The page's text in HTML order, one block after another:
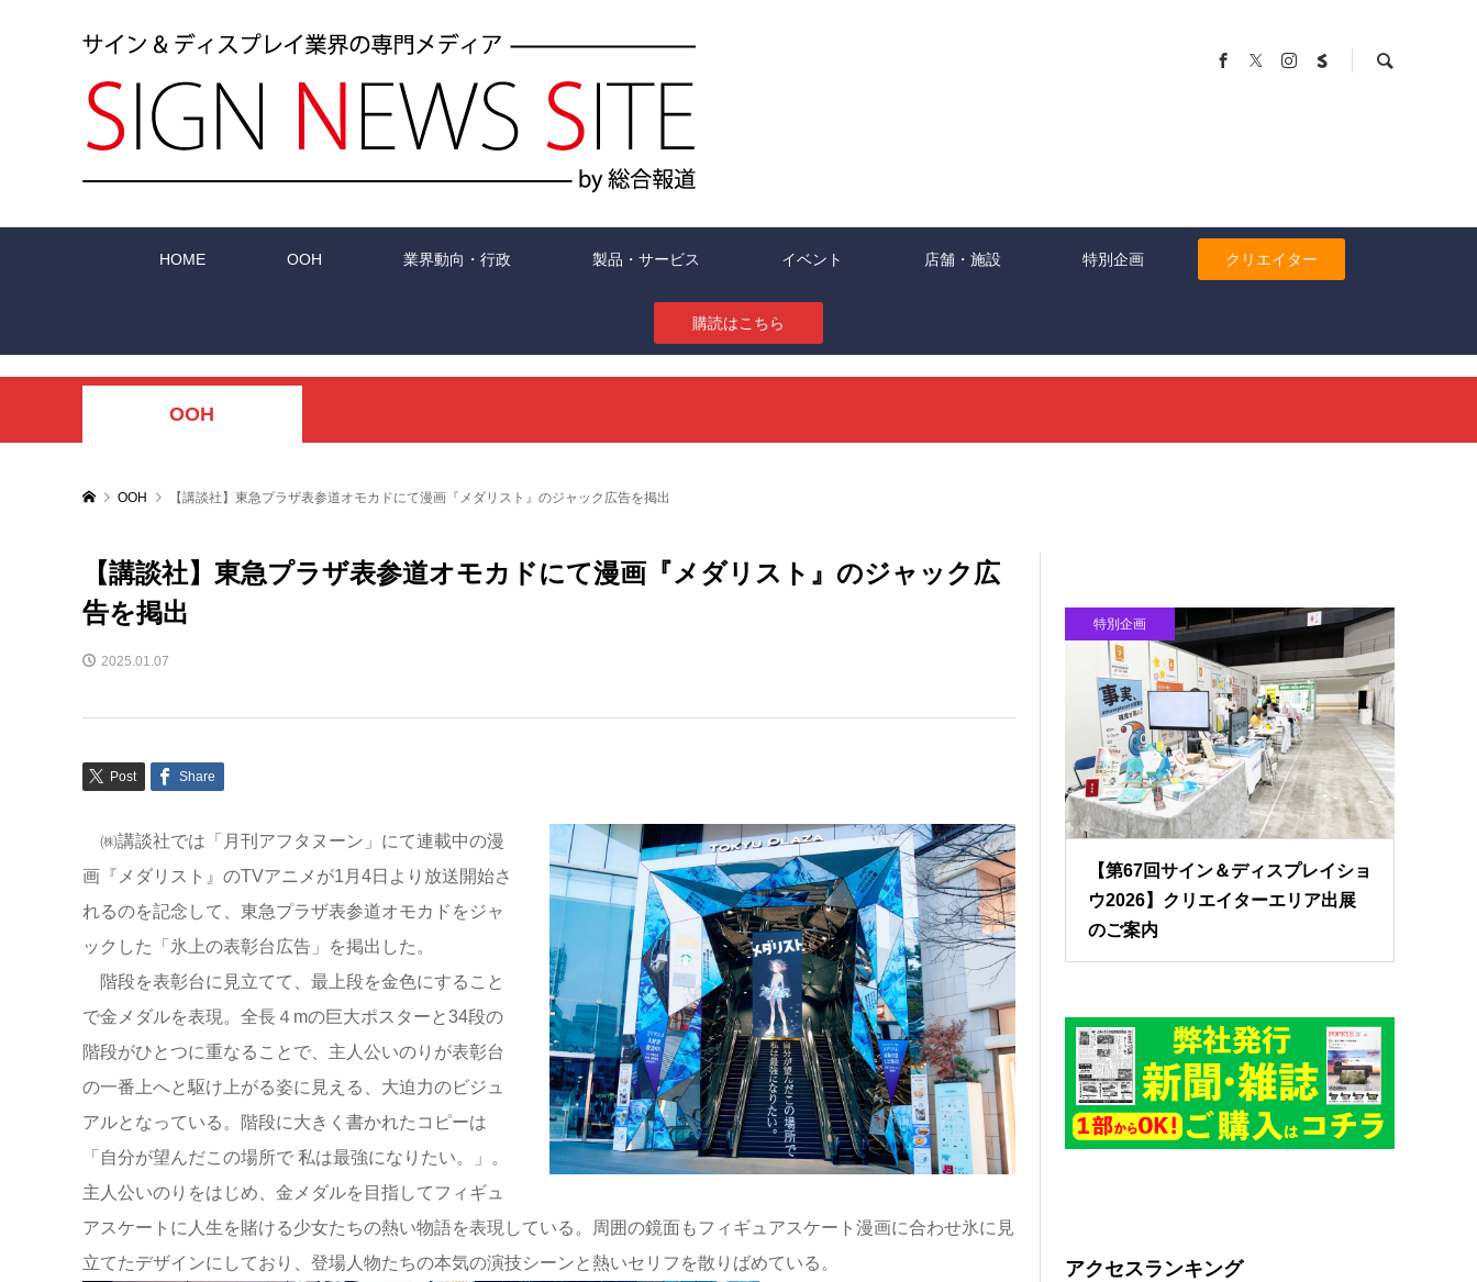
HOME OOH 業界動向・行政 製品・サービス イベント 店舗・施設 特別企画 クリエイター
購読はこちら
OOH
OOH 【講談社】東急プラザ表参道オモカドにて漫画『メダリスト』のジャック広告を掲出
【講談社】東急プラザ表参道オモカドにて漫画『メダリスト』のジャック広
告を掲出
2025.01.07
Post Share
㈱講談社では「月刊アフタヌーン」にて連載中の漫
画『メダリスト』のTVアニメが1月4日より放送開始さ
れるのを記念して、東急プラザ表参道オモカドをジャ
ックした「氷上の表彰台広告」を掲出した。
階段を表彰台に見立てて、最上段を金色にすること
で金メダルを表現。全長４mの巨大ポスターと34段の
階段がひとつに重なることで、主人公いのりが表彰台
の一番上へと駆け上がる姿に見える、大迫力のビジュ
アルとなっている。階段に大きく書かれたコピーは
「自分が望んだこの場所で 私は最強になりたい。」。
主人公いのりをはじめ、金メダルを目指してフィギュ
アスケートに人生を賭ける少女たちの熱い物語を表現している。周囲の鏡面もフィギュアスケート漫画に合わせ氷に見
立てたデザインにしており、登場人物たちの本気の演技シーンと熱いセリフを散りばめている。
特別企画
【第67回サイン＆ディスプレイショ
ウ2026】クリエイターエリア出展
のご案内
アクセスランキング